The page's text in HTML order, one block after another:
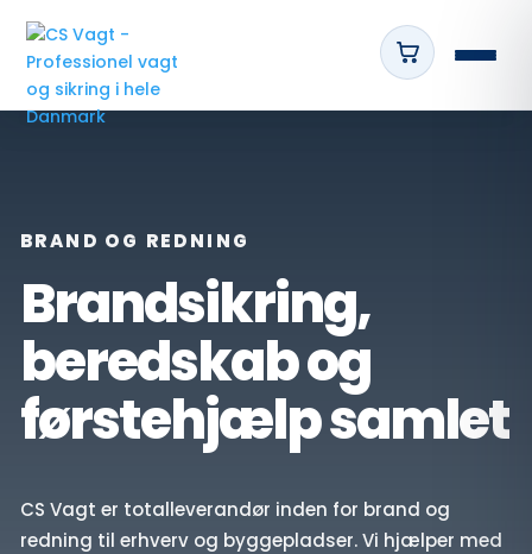
BRAND OG REDNING
Brandsikring,
beredskab og
førstehjælp samlet
CS Vagt er totalleverandør inden for brand og
redning til erhverv og byggepladser. Vi hjælper med